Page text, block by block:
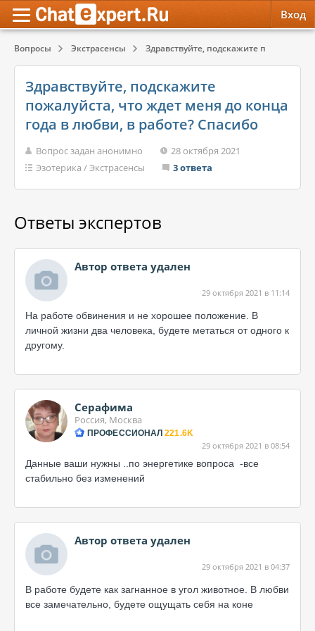
Вход
Вопросы Экстрасенсы Здравствуйте, подскажите
Здравствуйте, подскажите
пожалуйста, что ждет меня до конца
года в любви, в работе? Спасибо
Вопрос задан анонимно
28 октября 2021
Эзотерика /Экстрасенсы 3 ответа
Ответы экспертов
Автор ответа удален
29 октября 2021 в 11:14
На работе обвинения и не хорошее положение. В
личной жизни два человека, будете метаться от одного к
другому.
Серафима
Россия, Москва
ПРОФЕССИОНАЛ 221.6K
29 октября 2021 в 08:54
Данные ваши нужны ..по энергетике вопроса -все
стабильно без изменений
Автор ответа удален
29 октября 2021 в 04:37
В работе будете как загнанное в угол животное. В любви
все замечательно, будете ощущать себя на коне
Психология
Эзотерика
Красота, Здоровье
Психология
Эзотерика
Красота, Здоровье
Обратная связь
Служба поддержки
Правила сервиса